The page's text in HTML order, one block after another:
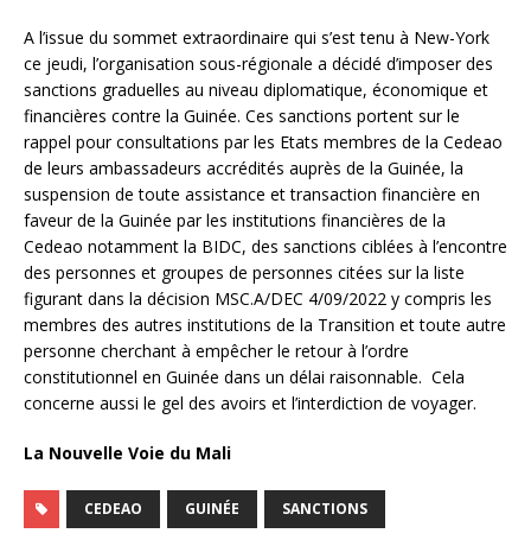
A l’issue du sommet extraordinaire qui s’est tenu à New-York
ce jeudi, l’organisation sous-régionale a décidé d’imposer des
sanctions graduelles au niveau diplomatique, économique et
financières contre la Guinée. Ces sanctions portent sur le
rappel pour consultations par les Etats membres de la Cedeao
de leurs ambassadeurs accrédités auprès de la Guinée, la
suspension de toute assistance et transaction financière en
faveur de la Guinée par les institutions financières de la
Cedeao notamment la BIDC, des sanctions ciblées à l’encontre
des personnes et groupes de personnes citées sur la liste
figurant dans la décision MSC.A/DEC 4/09/2022 y compris les
membres des autres institutions de la Transition et toute autre
personne cherchant à empêcher le retour à l’ordre
constitutionnel en Guinée dans un délai raisonnable. Cela
concerne aussi le gel des avoirs et l’interdiction de voyager.
La Nouvelle Voie du Mali
CEDEAO GUINÉE SANCTIONS